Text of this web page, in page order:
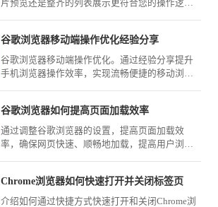
片预览还是整齐的列表展示更符合您的操作逻
任务场景。
谷歌浏览器移动端操作优化经验分享
谷歌浏览器移动端操作优化。通过经验分享提升
手机浏览器操作效率，实现流畅便捷的移动浏览
谷歌浏览器如何提高页面加载效率
通过调整谷歌浏览器的设置，提高页面加载效
率，确保网页快速、顺畅地加载，提高用户浏览
Chrome浏览器如何快速打开并关闭标签页
介绍如何通过快捷方式快速打开和关闭Chrome浏